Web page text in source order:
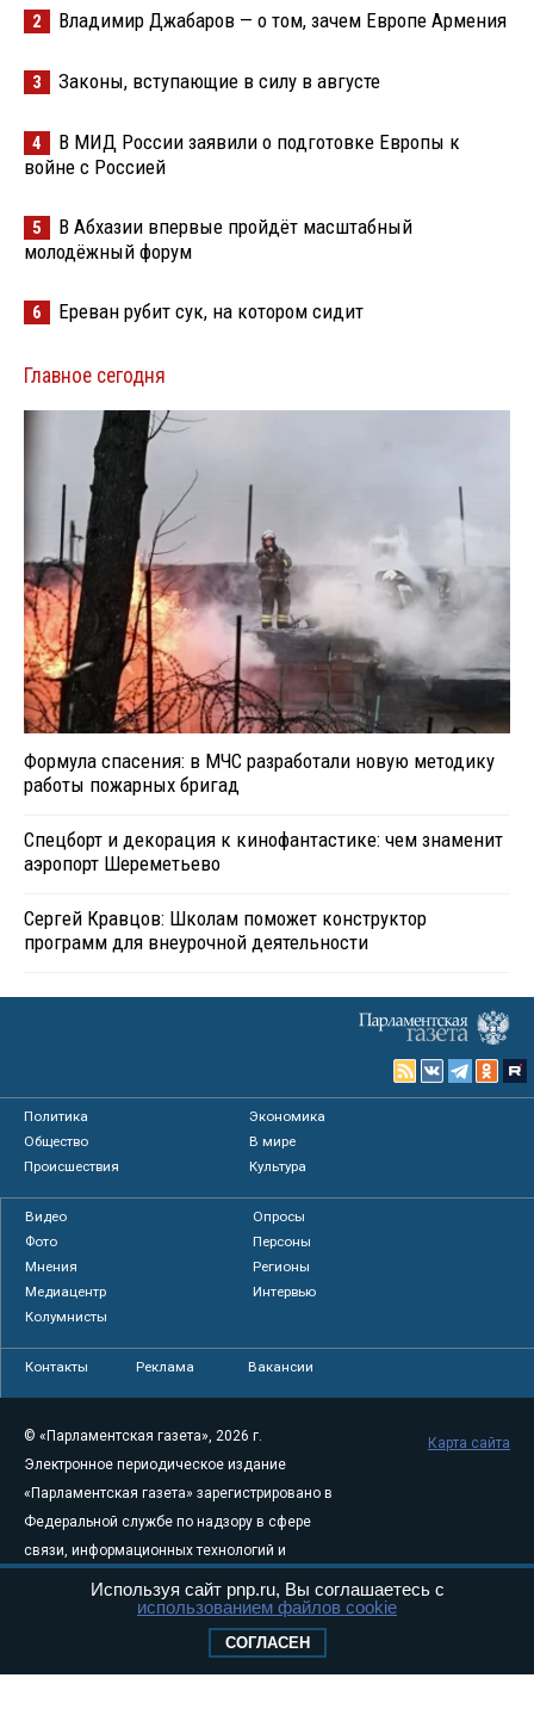
2 Владимир Джабаров — о том, зачем Европе Армения
3 Законы, вступающие в силу в августе
4
В МИД России заявили о подготовке Европы к
войне с Россией
5
В Абхазии впервые пройдёт масштабный
молодёжный форум
6 Ереван рубит сук, на котором сидит
Главное сегодня
Формула спасения: в МЧС разработали новую методику
работы пожарных бригад
Спецборт и декорация к кинофантастике: чем знаменит
аэропорт Шереметьево
Сергей Кравцов: Школам поможет конструктор
программ для внеурочной деятельности
Политика
Экономика
Общество
В мире
Происшествия
Культура
Видео
Опросы
Фото
Персоны
Мнения
Регионы
Медиацентр
Интервью
Колумнисты
Контакты Реклама Вакансии
© «Парламентская газета», 2026 г.
Электронное периодическое издание
«Парламентская газета» зарегистрировано в
Федеральной службе по надзору в сфере
связи, информационных технологий и
августа 2011 года. 18+
Свидетельство о регистрации Эл № ФС77-
Карта сайта
Используя сайт pnp.ru, Вы соглашаетесь с
использованием файлов cookie
СОГЛАСЕН